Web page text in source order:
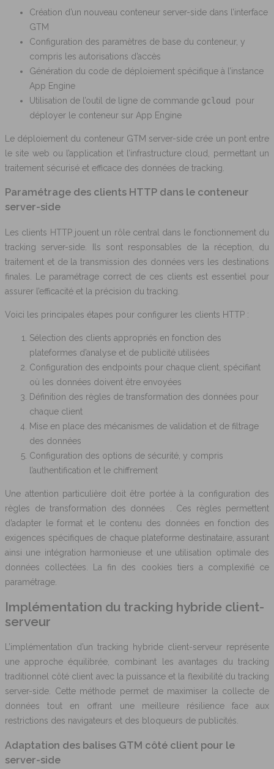
Création d’un nouveau conteneur server-side dans l’interface
GTM
Configuration des paramètres de base du conteneur, y
compris les autorisations d’accès
Génération du code de déploiement spécifique à l’instance
App Engine
Utilisation de l’outil de ligne de commande gcloud pour
déployer le conteneur sur App Engine
Le déploiement du conteneur GTM server-side crée un pont entre
le site web ou l’application et l’infrastructure cloud, permettant un
traitement sécurisé et efficace des données de tracking.
Paramétrage des clients HTTP dans le conteneur
server-side
Les clients HTTP jouent un rôle central dans le fonctionnement du
tracking server-side. Ils sont responsables de la réception, du
traitement et de la transmission des données vers les destinations
finales. Le paramétrage correct de ces clients est essentiel pour
assurer l’efficacité et la précision du tracking.
Voici les principales étapes pour configurer les clients HTTP :
Sélection des clients appropriés en fonction des
plateformes d’analyse et de publicité utilisées
Configuration des endpoints pour chaque client, spécifiant
où les données doivent être envoyées
Définition des règles de transformation des données pour
chaque client
Mise en place des mécanismes de validation et de filtrage
des données
Configuration des options de sécurité, y compris
l’authentification et le chiffrement
Une attention particulière doit être portée à la configuration des
règles de transformation des données . Ces règles permettent
d’adapter le format et le contenu des données en fonction des
exigences spécifiques de chaque plateforme destinataire, assurant
ainsi une intégration harmonieuse et une utilisation optimale des
données collectées. La fin des cookies tiers a complexifié ce
paramétrage.
Implémentation du tracking hybride client-
serveur
L’implémentation d’un tracking hybride client-serveur représente
une approche équilibrée, combinant les avantages du tracking
traditionnel côté client avec la puissance et la flexibilité du tracking
server-side. Cette méthode permet de maximiser la collecte de
données tout en offrant une meilleure résilience face aux
restrictions des navigateurs et des bloqueurs de publicités.
Adaptation des balises GTM côté client pour le
server-side